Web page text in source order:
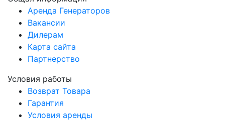
Аренда Генераторов
Вакансии
Дилерам
Карта сайта
Партнерство
Условия работы
Возврат Товара
Гарантия
Условия аренды